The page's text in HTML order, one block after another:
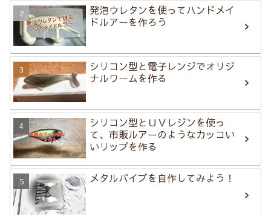
発泡ウレタンを使ってハンドメイ
ドルアーを作ろう
シリコン型と電子レンジでオリジ
ナルワームを作る
シリコン型とＵＶレジンを使っ
て、市販ルアーのようなカッコい
いリップを作る
メタルバイブを自作してみよう！